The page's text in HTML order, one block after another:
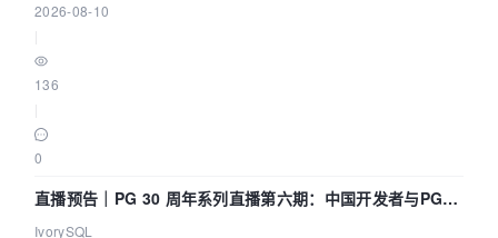
2026-08-10
136
0
直播预告｜PG 30 周年系列直播第六期：中国开发者与PG内
核——我们改得动吗？我们贡献了什么？
IvorySQL